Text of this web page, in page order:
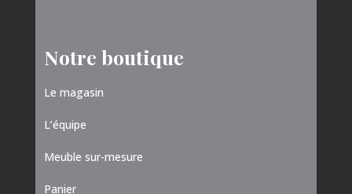
Notre boutique
Le magasin
L’équipe
Meuble sur-mesure
Panier